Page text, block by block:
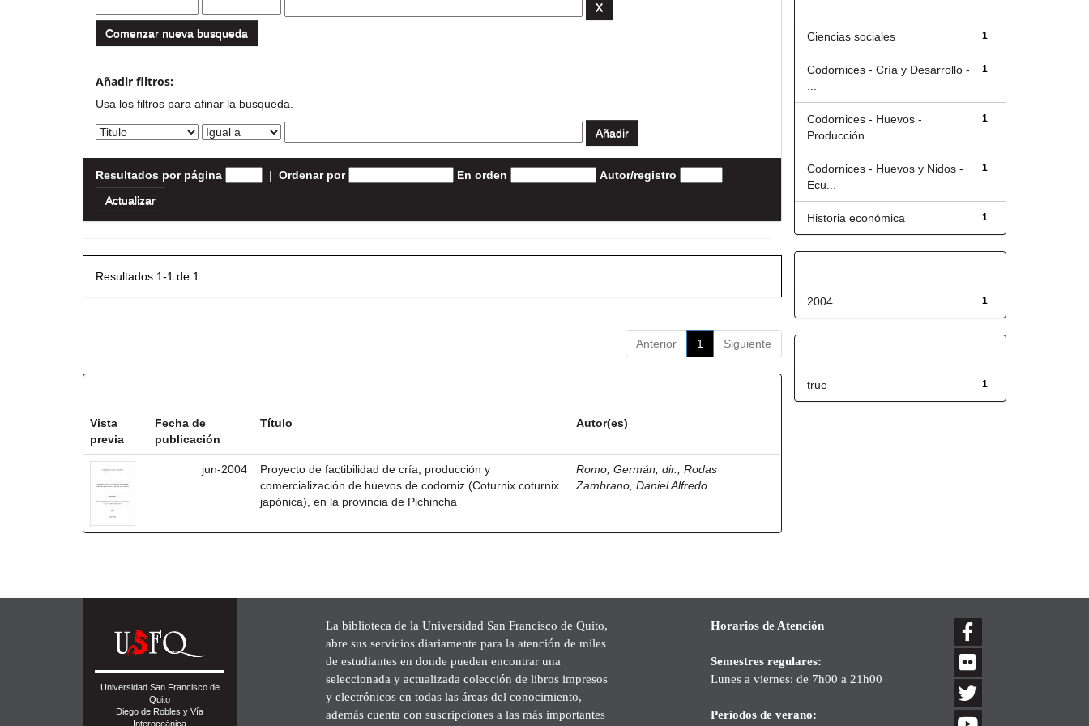
Comenzar nueva busqueda
Añadir filtros:
Usa los filtros para afinar la busqueda.
Resultados por página | Ordenar por En orden Autor/registro
Resultados 1-1 de 1.
Anterior 1 Siguiente
Vista
previa
Fecha de
publicación
Título Autor(es)
jun-2004
Proyecto de factibilidad de cría, producción y
comercialización de huevos de codorniz (Coturnix coturnix
japónica), en la provincia de Pichincha
Romo, Germán, dir. ;Rodas
Zambrano, Daniel Alfredo
1
Ciencias sociales
1
Codornices - Cría y Desarrollo -
1
Codornices - Huevos -
Producción ...
1
Codornices - Huevos y Nidos -
Ecu...
1
Historia económica
1
2004
1
true
Universidad San Francisco de
Quito
Diego de Robles y Vía
Interoceánica
La biblioteca de la Universidad San Francisco de Quito,
abre sus servicios diariamente para la atención de miles
de estudiantes en donde pueden encontrar una
seleccionada y actualizada colección de libros impresos
y electrónicos en todas las áreas del conocimiento,
además cuenta con suscripciones a las más importantes
Horarios de Atención
Semestres regulares:
Lunes a viernes: de 7h00 a 21h00
Períodos de verano: